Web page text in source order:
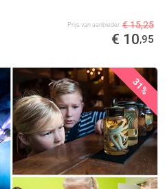
Prijs van aanbieder € 15,25
€ 10,95
31%